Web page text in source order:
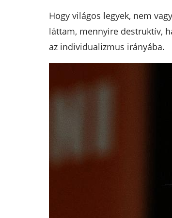
Hogy világos legyek, nem
láttam, mennyire destruktív,
az individualizmus irányába.